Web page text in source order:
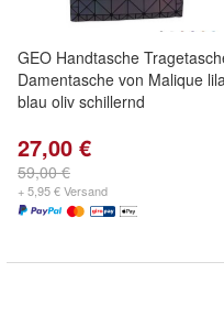
GEO Handtasche
Damentasche von Malique
blau oliv schillernd
27,00 €
59,00 €
+ 5,95 € Versand